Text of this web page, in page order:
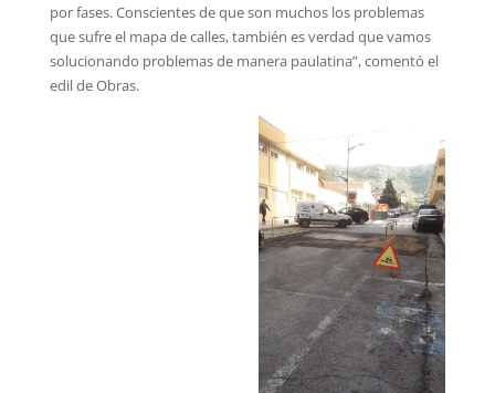
por fases. Conscientes de que son muchos los problemas
que sufre el mapa de calles, también es verdad que vamos
solucionando problemas de manera paulatina”, comentó el
edil de Obras.